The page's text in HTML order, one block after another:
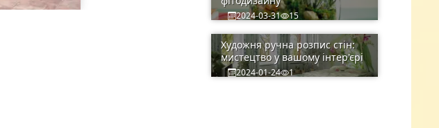
2024-03-31 15
Художня ручна розпис стін:
мистецтво у вашому інтер'єрі
2024-01-24 1